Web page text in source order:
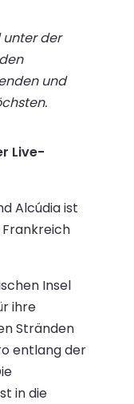
der
und
Live-
Alcúdia ist
Insel
ihre
Stränden
entlang der
in die